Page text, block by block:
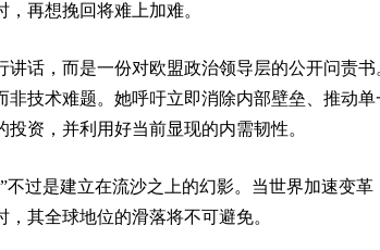
再想挽回将难上加难。
讲话，而是一份对欧盟政治领导层的公开问责书
非技术难题。她呼吁立即消除内部壁垒、推动
资，并利用好当前显现的内需韧性。
不过是建立在流沙之上的幻影。当世界加速变
其全球地位的滑落将不可避免。